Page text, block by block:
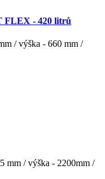
FLEX - 420 litrů
/ výška - 660 mm /
mm / výška - 2200mm /